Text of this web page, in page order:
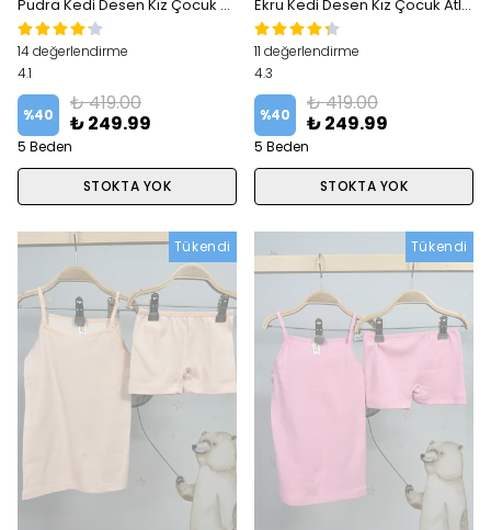
Pudra Kedi Desen Kız Çocuk Atlet Külot Takım
14 değerlendirme
4.1
%40
₺ 419.00
₺ 249.99
5 Beden
STOKTA YOK
Ekru Kedi Desen Kız Çocuk Atlet Külot Takım
11 değerlendirme
4.3
%40
₺ 419.00
₺ 249.99
5 Beden
STOKTA YOK
Tükendi Tükendi